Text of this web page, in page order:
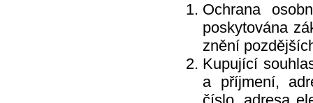
Ochrana
poskytována
znění
Kupující
a příjmení,